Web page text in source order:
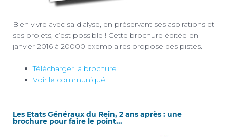
Bien vivre avec sa dialyse, en préservant ses aspirations et
ses projets, c’est possible ! Cette brochure éditée en
janvier 2016 à 20000 exemplaires propose des pistes.
Télécharger la brochure
Voir le communiqué
Les Etats Généraux du Rein, 2 ans après : une
brochure pour faire le point...